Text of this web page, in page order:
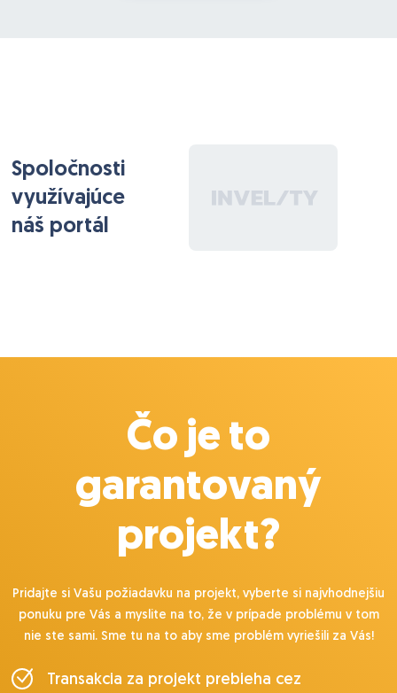
Spoločnosti
využívajúce
náš portál
Čo je to
garantovaný
projekt?
Pridajte si Vašu požiadavku na projekt, vyberte si najvhodnejšiu
ponuku pre Vás a myslite na to, že v prípade problému v tom
nie ste sami. Sme tu na to aby sme problém vyriešili za Vás!
Transakcia za projekt prebieha cez